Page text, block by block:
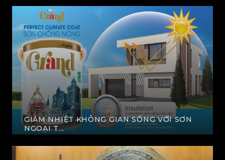
XEM THÊM
GIẢM NHIỆT KHÔNG GIAN SỐNG VỚI SƠN
NGOẠI T...
XEM THÊM